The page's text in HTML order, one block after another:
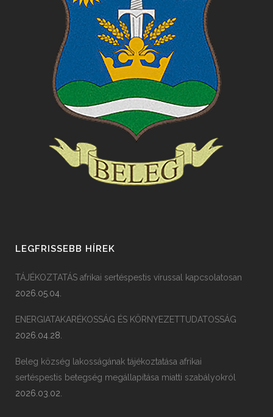
LEGFRISSEBB HÍREK
TÁJÉKOZTATÁS afrikai sertéspestis vírussal kapcsolatosan
2026.05.04.
ENERGIATAKARÉKOSSÁG ÉS KÖRNYEZETTUDATOSSÁG
2026.04.28.
Beleg község lakosságának tájékoztatása afrikai
sertéspestis betegség megállapítása miatti szabályokról
2026.03.02.